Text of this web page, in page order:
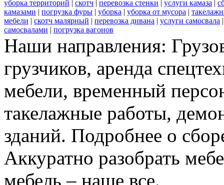
уборка территорий | скотч | перевозка стенки | услуги камаза |
камазами | погрузка фуры | уборка | уборка от мусора |
мебели | скотч малярный | перевозка дивана | услуги самосвала
самосвалами | погрузка вагонов
Наши направления:
грузчиков, аренда
мебели, временный
такелажные работы,
зданий. Подробнее о
Аккуратно разобрать
мебель – наше все.